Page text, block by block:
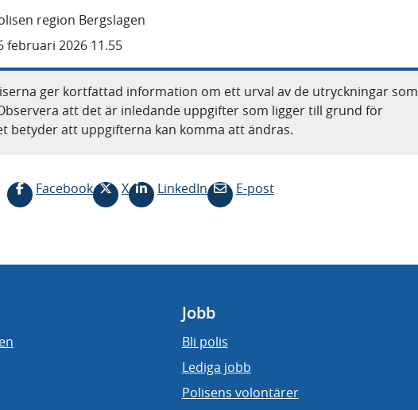
region Bergslagen
februari 2026 11.55
ger kortfattad information om ett urval av de utryckningar som
att det är inledande uppgifter som ligger till grund för
betyder att uppgifterna kan komma att ändras.
Facebook X LinkedIn E-post
Jobb
Bli polis
Lediga jobb
Polisens volontärer